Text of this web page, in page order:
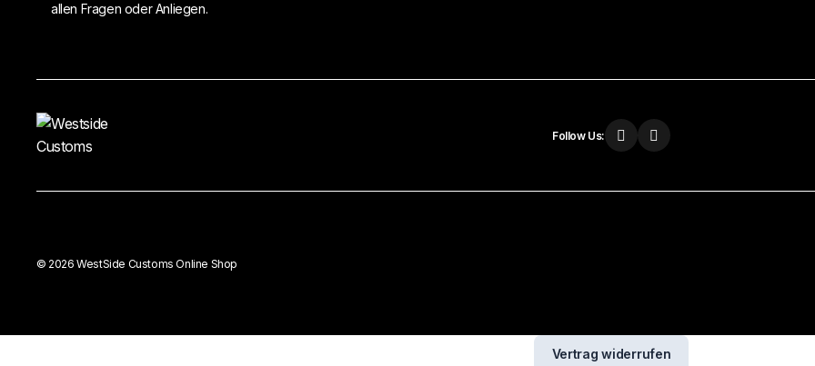
allen Fragen oder Anliegen.
Follow Us:
© 2026 WestSide Customs Online Shop
Vertrag widerrufen